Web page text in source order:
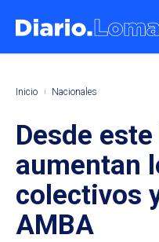
Inicio Nacionales
Desde
aumentan
colectivos
AMBA